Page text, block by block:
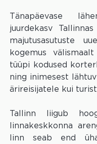
Tänapäevase
juurdekasv
majutusasutuste
kogemus
tüüpi kodused
ning inimesest
ärireisijatele kui
Tallinn liigub
linnakeskkonna
linn seab end